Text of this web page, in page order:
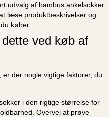
udvalg af bambus ankelsokker
læse produktbeskrivelser og
køber.
ved køb af
der nogle vigtige faktorer, du
i den rigtige størrelse for
Overvej at prøve